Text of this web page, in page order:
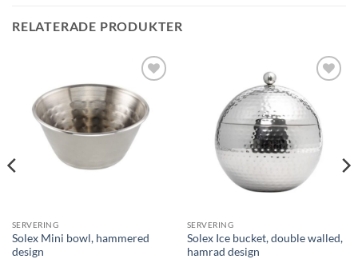
RELATERADE PRODUKTER
Lägg till i
önskelistan
SERVERING
Solex Mini bowl, hammered
design
önskelistan
SERVERING
Solex Ice bucket, double walled,
hamrad design